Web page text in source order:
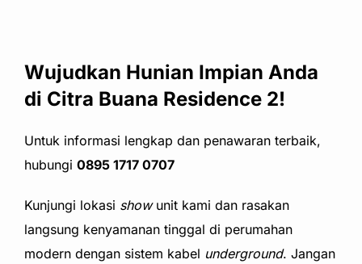
Wujudkan Hunian Impian Anda
di Citra Buana Residence 2!
Untuk informasi lengkap dan penawaran terbaik,
hubungi 0895 1717 0707
Kunjungi lokasi showunit kami dan rasakan
langsung kenyamanan tinggal di perumahan
modern dengan sistem kabel underground. Jangan